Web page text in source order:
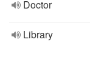
Doctor
Library